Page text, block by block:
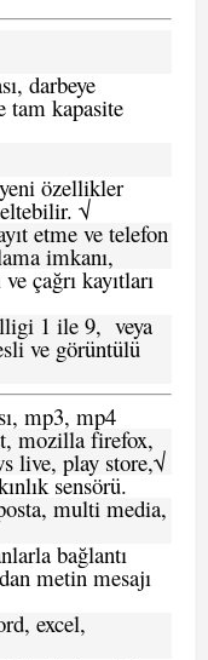
darbeye
tam kapasite
özellikler
√
etme ve telefon
imkanı,
çağrı kayıtları
1 ile 9, veya
ve görüntülü
mp3, mp4
mozilla firefox,
live, play store,√
sensörü.
multi media,
bağlantı
metin mesajı
excel,